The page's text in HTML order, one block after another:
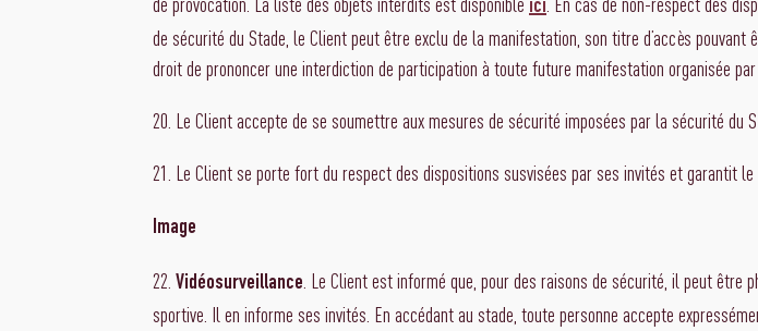
ici
de sécurité du Stade, le Client peut être exclu de la manifestation, son titre d’accès
droit de prononcer une interdiction de participation à toute future manifestation organisée
20. Le Client accepte de se soumettre aux mesures de sécurité imposées par la sécurité du
21. Le Client se porte fort du respect des dispositions susvisées par ses invités et garantit le
Image
22. Vidéosurveillance . Le Client est informé que, pour des raisons de sécurité, il peut être
sportive. Il en informe ses invités. En accédant au stade, toute personne accepte